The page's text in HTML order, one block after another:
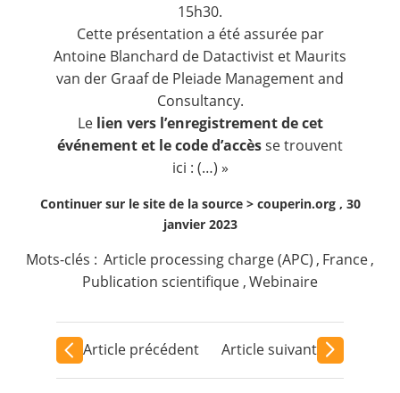
15h30.
Cette présentation a été assurée par
Antoine Blanchard de Datactivist et Maurits
van der Graaf de Pleiade Management and
Consultancy.
Le lien vers l’enregistrement de cet
événement et le code d’accèsse trouvent
ici : (…) »
Continuer sur le site de la source > couperin.org , 30
janvier 2023
Mots-clés : Article processing charge (APC) , France,
Publication scientifique ,Webinaire
Article précédent Article suivant